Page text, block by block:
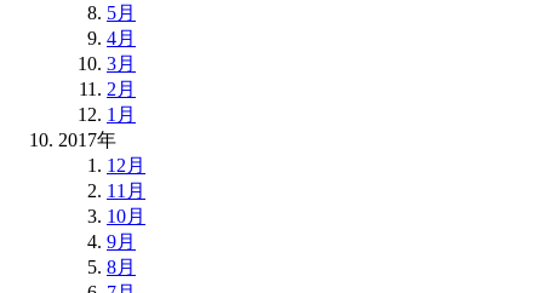
5月
4月
3月
2月
1月
2017年
12月
11月
10月
9月
8月